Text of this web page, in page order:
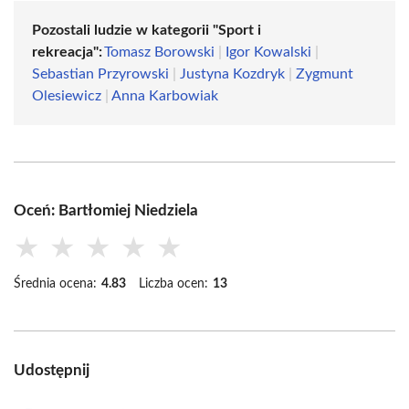
Pozostali ludzie w kategorii "Sport i
rekreacja":Tomasz Borowski Igor Kowalski
Sebastian Przyrowski
Justyna Kozdryk
Zygmunt
Olesiewicz
Anna Karbowiak
Oceń: Bartłomiej Niedziela
★ ★ ★ ★ ★
Średnia ocena: 4.83 Liczba ocen: 13
Udostępnij